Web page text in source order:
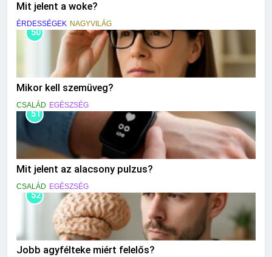
Mit jelent a woke?
ÉRDESSÉGEK NAGYVILÁG
50
Mikor kell szemüveg?
CSALÁD EGÉSZSÉG
51
Mit jelent az alacsony pulzus?
CSALÁD EGÉSZSÉG
52
Jobb agyfélteke miért felelős?